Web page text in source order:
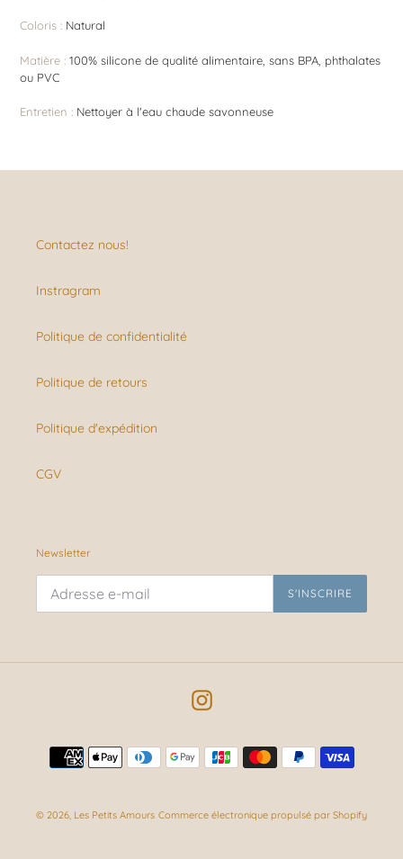
Coloris : Natural
Matière : 100% silicone de qualité alimentaire, sans BPA, phthalates
ou PVC
Entretien : Nettoyer à l'eau chaude savonneuse
Contactez nous!
Instragram
Politique de confidentialité
Politique de retours
Politique d'expédition
CGV
Newsletter
S'INSCRIRE
Instagram
Moyens
de
© 2026, Les Petits Amours Commerce électronique propulsé par Shopify